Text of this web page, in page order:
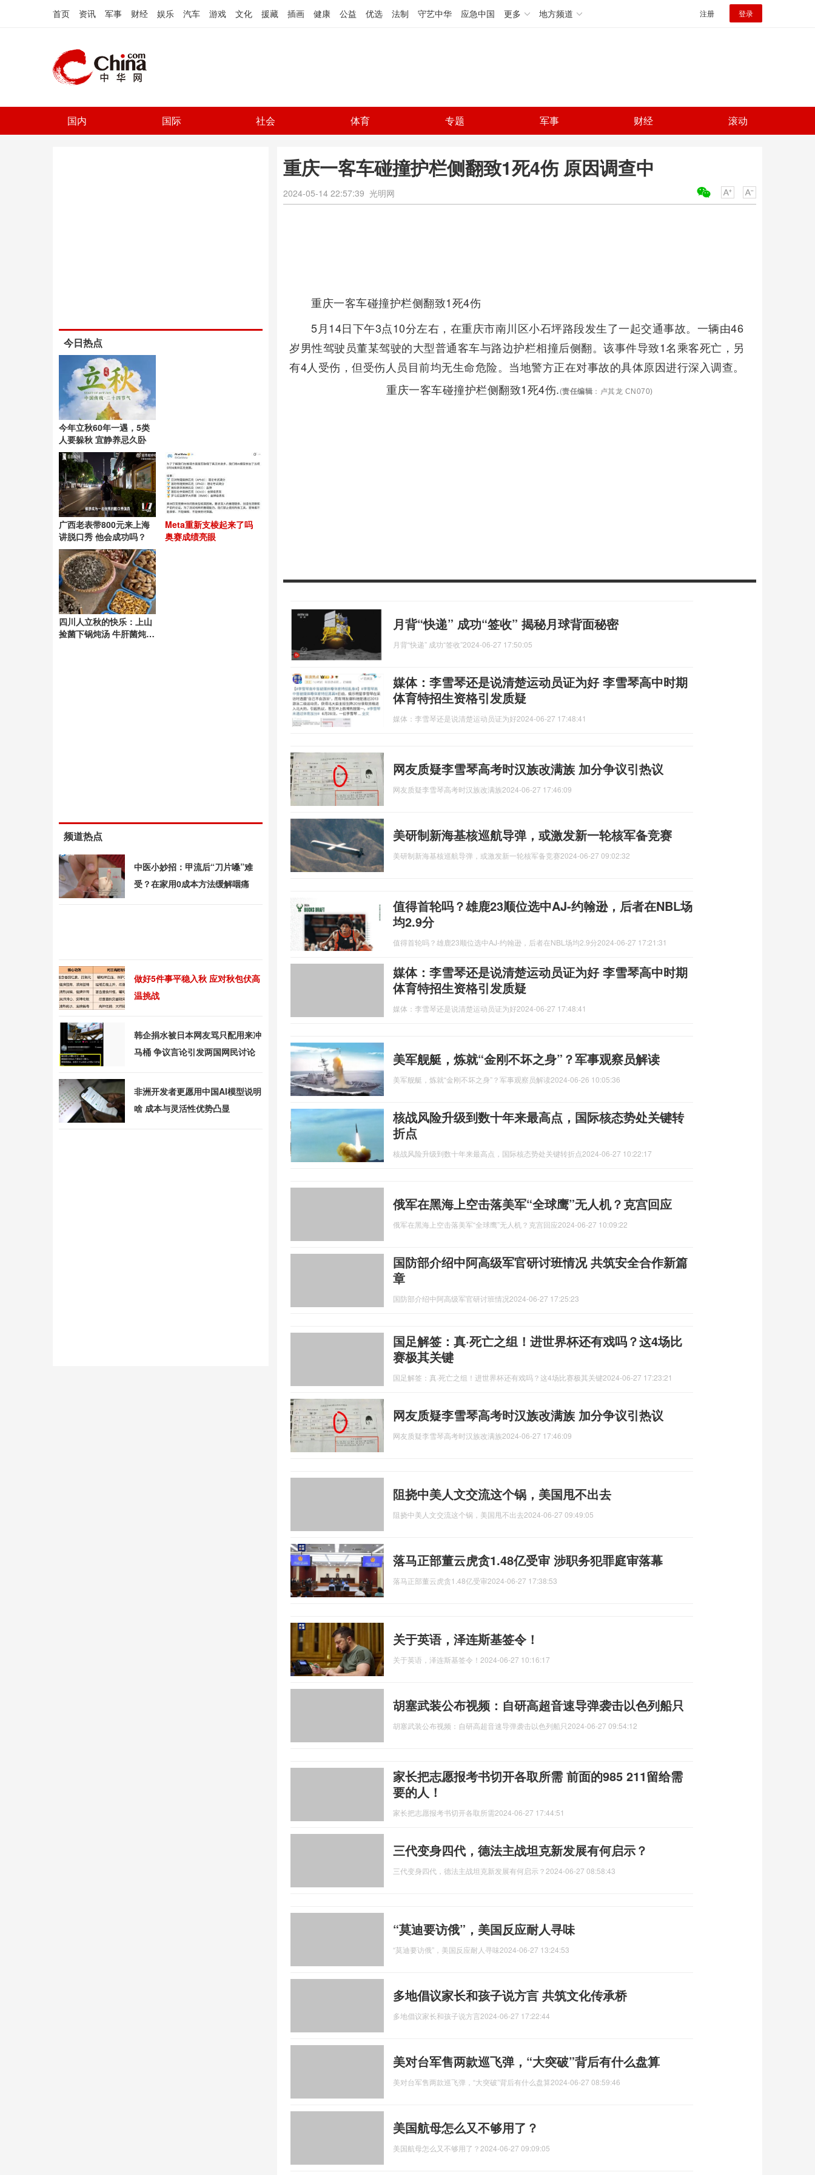
首页 资讯 军事 财经 娱乐 汽车 游戏 文化 援藏 插画 健康 公益 优选 法制 守艺中华 应急中国 更多 地方频道 注册 登录
国内 国际 社会 体育 专题 军事 财经 滚动
重庆一客车碰撞护栏侧翻致1死4伤 原因调查中
2024-05-14 22:57:39 光明网
重庆一客车碰撞护栏侧翻致1死4伤
5月14日下午3点10分左右，在重庆市南川区小石坪路段发生了一起交通事故。一辆由46
岁男性驾驶员董某驾驶的大型普通客车与路边护栏相撞后侧翻。该事件导致1名乘客死亡，另
有4人受伤，但受伤人员目前均无生命危险。当地警方正在对事故的具体原因进行深入调查。
重庆一客车碰撞护栏侧翻致1死4伤.(责任编辑 ：卢其龙 CN070)
月背“快递” 成功“签收” 揭秘月球背面秘密
月背“快递” 成功“签收”2024-06-27 17:50:05
媒体：李雪琴还是说清楚运动员证为好 李雪琴高中时期
体育特招生资格引发质疑
媒体：李雪琴还是说清楚运动员证为好2024-06-27 17:48:41
网友质疑李雪琴高考时汉族改满族 加分争议引热议
网友质疑李雪琴高考时汉族改满族2024-06-27 17:46:09
美研制新海基核巡航导弹，或激发新一轮核军备竞赛
美研制新海基核巡航导弹，或激发新一轮核军备竞赛2024-06-27 09:02:32
值得首轮吗？雄鹿23顺位选中AJ-约翰逊，后者在NBL场
均2.9分
值得首轮吗？雄鹿23顺位选中AJ-约翰逊，后者在NBL场均2.9分2024-06-27 17:21:31
媒体：李雪琴还是说清楚运动员证为好 李雪琴高中时期
体育特招生资格引发质疑
媒体：李雪琴还是说清楚运动员证为好2024-06-27 17:48:41
美军舰艇，炼就“金刚不坏之身”？军事观察员解读
美军舰艇，炼就“金刚不坏之身”？军事观察员解读2024-06-26 10:05:36
核战风险升级到数十年来最高点，国际核态势处关键转
折点
核战风险升级到数十年来最高点，国际核态势处关键转折点2024-06-27 10:22:17
俄军在黑海上空击落美军“全球鹰”无人机？克宫回应
俄军在黑海上空击落美军“全球鹰”无人机？克宫回应2024-06-27 10:09:22
国防部介绍中阿高级军官研讨班情况 共筑安全合作新篇
章
国防部介绍中阿高级军官研讨班情况2024-06-27 17:25:23
国足解签：真·死亡之组！进世界杯还有戏吗？这4场比
赛极其关键
国足解签：真·死亡之组！进世界杯还有戏吗？这4场比赛极其关键2024-06-27 17:23:21
网友质疑李雪琴高考时汉族改满族 加分争议引热议
网友质疑李雪琴高考时汉族改满族2024-06-27 17:46:09
阻挠中美人文交流这个锅，美国甩不出去
阻挠中美人文交流这个锅，美国甩不出去2024-06-27 09:49:05
落马正部董云虎贪1.48亿受审 涉职务犯罪庭审落幕
落马正部董云虎贪1.48亿受审2024-06-27 17:38:53
关于英语，泽连斯基签令！
关于英语，泽连斯基签令！ 2024-06-27 10:16:17
胡塞武装公布视频：自研高超音速导弹袭击以色列船只
胡塞武装公布视频：自研高超音速导弹袭击以色列船只2024-06-27 09:54:12
家长把志愿报考书切开各取所需 前面的985 211留给需
要的人！
家长把志愿报考书切开各取所需2024-06-27 17:44:51
三代变身四代，德法主战坦克新发展有何启示？
三代变身四代，德法主战坦克新发展有何启示？ 2024-06-27 08:58:43
“莫迪要访俄”，美国反应耐人寻味
“莫迪要访俄”，美国反应耐人寻味2024-06-27 13:24:53
多地倡议家长和孩子说方言 共筑文化传承桥
多地倡议家长和孩子说方言2024-06-27 17:22:44
美对台军售两款巡飞弹，“大突破”背后有什么盘算
美对台军售两款巡飞弹，“大突破”背后有什么盘算2024-06-27 08:59:46
美国航母怎么又不够用了？
美国航母怎么又不够用了？ 2024-06-27 09:09:05
今日热点
今年立秋60年一遇，5类
人要躲秋 宜静养忌久卧
广西老表带800元来上海
讲脱口秀 他会成功吗？
Meta重新支棱起来了吗
奥赛成绩亮眼
四川人立秋的快乐：上山
捡菌下锅炖汤 牛肝菌炖鸭
频道热点
中医小妙招：甲流后“刀片嗓”难
受？在家用0成本方法缓解咽痛
做好5件事平稳入秋 应对秋包伏高
温挑战
韩企捐水被日本网友骂只配用来冲
马桶 争议言论引发两国网民讨论
非洲开发者更愿用中国AI模型说明
啥 成本与灵活性优势凸显